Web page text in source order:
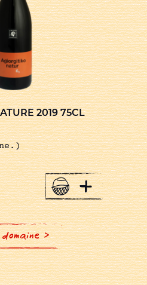
2019 75CL
+
>